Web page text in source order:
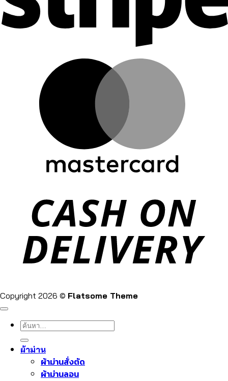
Copyright 2026 © Flatsome Theme
ค้นหา:
ผ้าม่าน
ผ้าม่านสั่งตัด
ผ้าม่านลอน